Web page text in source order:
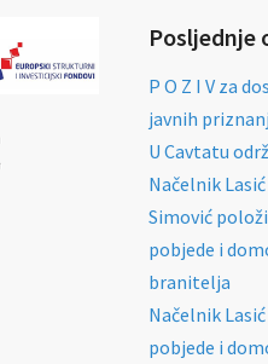
Posljednje
P O Z I V za
javnih
U Cavtatu
Načelnik
Simović
pobjede i
branitelja
Načelnik
pobjede i